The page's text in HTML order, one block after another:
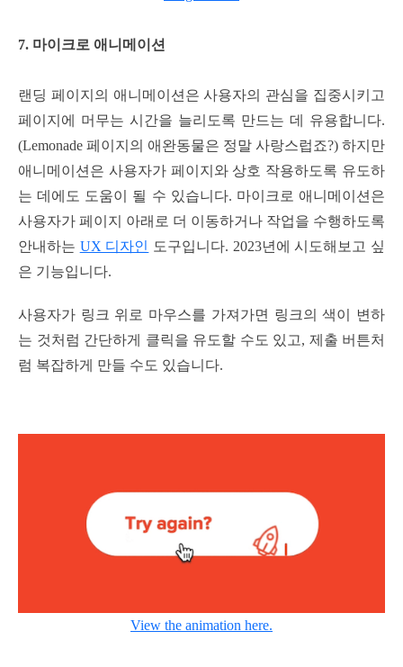
7. 마이크로 애니메이션
랜딩 페이지의 애니메이션은 사용자의 관심을 집중시키고
페이지에 머무는 시간을 늘리도록 만드는 데 유용합니다.
(Lemonade 페이지의 애완동물은 정말 사랑스럽죠?) 하지만
애니메이션은 사용자가 페이지와 상호 작용하도록 유도하
는 데에도 도움이 될 수 있습니다. 마이크로 애니메이션은
사용자가 페이지 아래로 더 이동하거나 작업을 수행하도록
안내하는 UX 디자인 도구입니다. 2023년에 시도해보고 싶
은 기능입니다.
사용자가 링크 위로 마우스를 가져가면 링크의 색이 변하
는 것처럼 간단하게 클릭을 유도할 수도 있고, 제출 버튼처
럼 복잡하게 만들 수도 있습니다.
View the animation here.